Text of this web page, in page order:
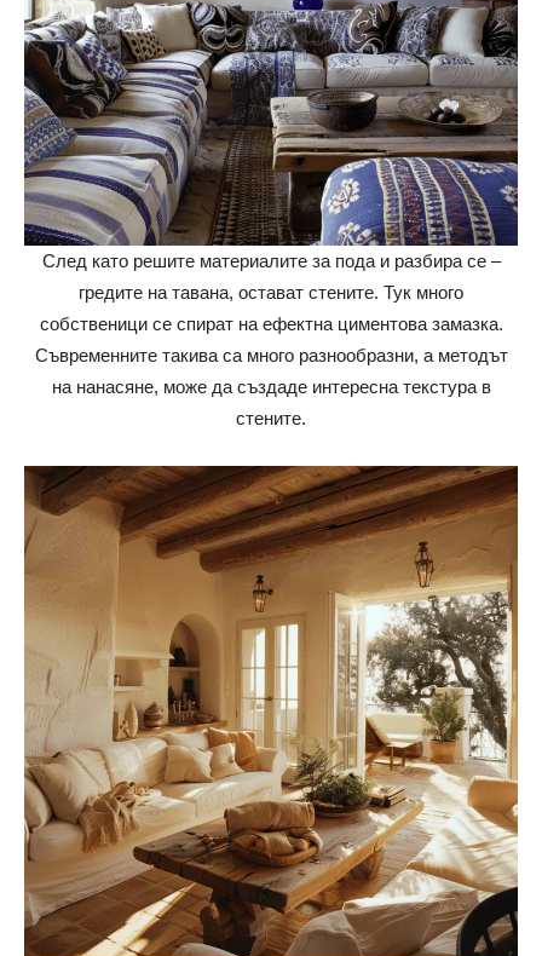
След като решите материалите за пода и разбира се –
гредите на тавана, остават стените. Тук много
собственици се спират на ефектна циментова замазка.
Съвременните такива са много разнообразни, а методът
на нанасяне, може да създаде интересна текстура в
стените.